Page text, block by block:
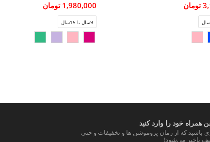
1,980,000 تومان
9سال تا 15سال
همراه خود را وارد کنید
باشید که از زمان پروموشن ها و تخفیفات و حتی
باخبر می‌شود!